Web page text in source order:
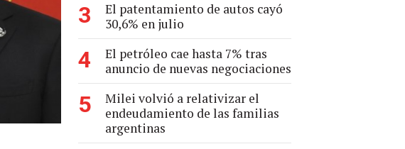
3
El patentamiento de autos cayó
30,6% en julio
4
El petróleo cae hasta 7% tras
anuncio de nuevas negociaciones
5
Milei volvió a relativizar el
endeudamiento de las familias
argentinas